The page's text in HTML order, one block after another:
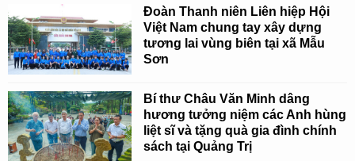
Đoàn Thanh niên Liên hiệp Hội
Việt Nam chung tay xây dựng
tương lai vùng biên tại xã Mẫu
Sơn
Bí thư Châu Văn Minh dâng
hương tưởng niệm các Anh hùng
liệt sĩ và tặng quà gia đình chính
sách tại Quảng Trị